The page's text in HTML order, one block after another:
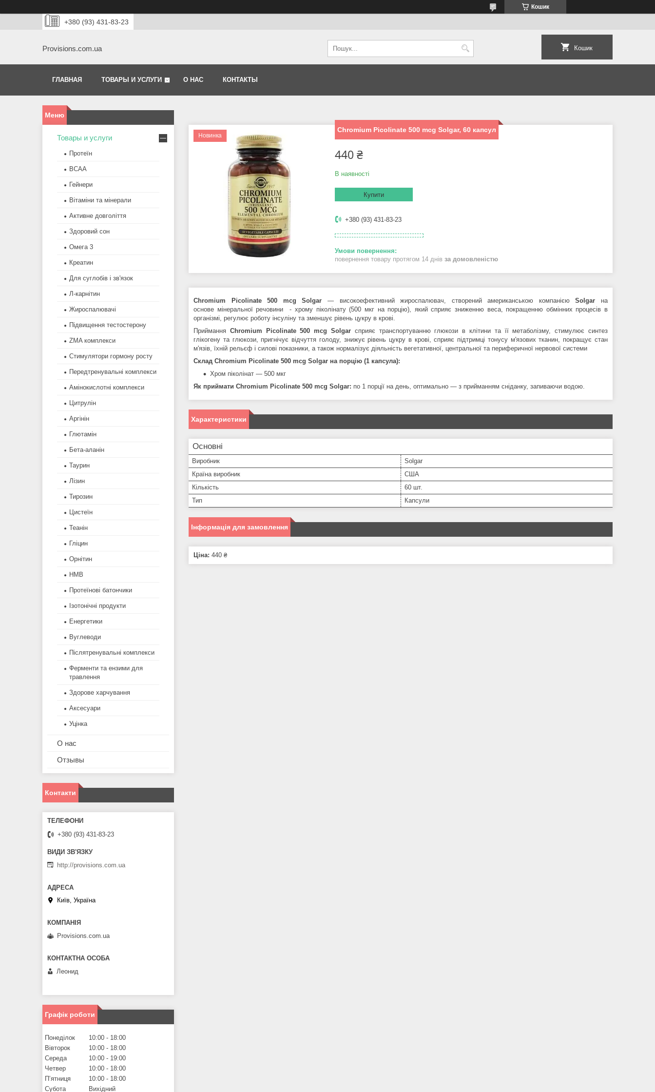
Кошик
+380 (93) 431-83-23
Provisions.com.ua Кошик
ГЛАВНАЯ ТОВАРЫ И УСЛУГИ О НАС КОНТАКТЫ
Новинка
Chromium Picolinate 500 mcg Solgar, 60 капсул
440 ₴
В наявності
Купити
+380 (93) 431-83-23
повернення товару протягом 14 днів за домовленістю
Chromium Picolinate 500 mcg Solgar — високоефективний жироспалювач, створений американською компанієюSolgar на
основе мінеральної речовини - хрому піколінату (500 мкг на порцію), який сприяє зниженнювеса, покращенню обмінних процесів в
організмі, регулює роботу інсуліну та зменшує рівень цукру в крові.
Приймання Chromium Picolinate 500 mcg Solgar сприяє транспортуванню глюкози в клітини та її метаболізму, стимулює синтез
глікогену та глюкози, пригнічує відчуття голоду, знижує рівень цукру в крові, сприяє підтримці тонусу м'язових тканин, покращує стан
м'язів, їхній рельєф і силові показники, а також нормалізує діяльність вегетативної, центральної та периферичної нервової системи
Склад Chromium Picolinate 500 mcg Solgar на порцію (1 капсула):
Хром піколінат — 500 мкг
Як приймати Chromium Picolinate 500 mcg Solgar: по 1 порції на день, оптимально — з прийманням сніданку, запиваючи водою.
Характеристики
Основні
Виробник
Solgar
Країна виробник
США
Кількість
60 шт.
Тип
Капсули
Інформація для замовлення
Ціна: 440 ₴
Товары и услуги
Протеїн
BCAA
Гейнери
Вітаміни та мінерали
Активне довголіття
Здоровий сон
Омега 3
Креатин
Для суглобів і зв'язок
Л-карнітин
Жироспалювачі
Підвищення тестостерону
ZMA комплекси
Стимулятори гормону росту
Передтренувальні комплекси
Амінокислотні комплекси
Цитрулін
Аргінін
Глютамін
Бета-аланін
Таурин
Лізин
Тирозин
Цистеїн
Теанін
Гліцин
Орнітин
HMB
Протеїнові батончики
Ізотонічні продукти
Енергетики
Вуглеводи
Післятренувальні комплекси
Ферменти та ензими для
травлення
Здорове харчування
Аксесуари
Уцінка
О нас
Отзывы
Контакти
+380 (93) 431-83-23
http://provisions.com.ua
Київ, Україна
Provisions.com.ua
Леонид
Графік роботи
Понеділок 10:00
18:00
Вівторок
10:00
18:00
Середа
10:00
19:00
Четвер
10:00
18:00
Пʼятниця
10:00
18:00
Субота
Вихідний